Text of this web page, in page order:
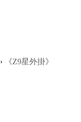
› 《Z9星外掛》